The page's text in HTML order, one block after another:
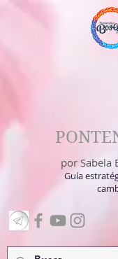
por Sabela
Guía